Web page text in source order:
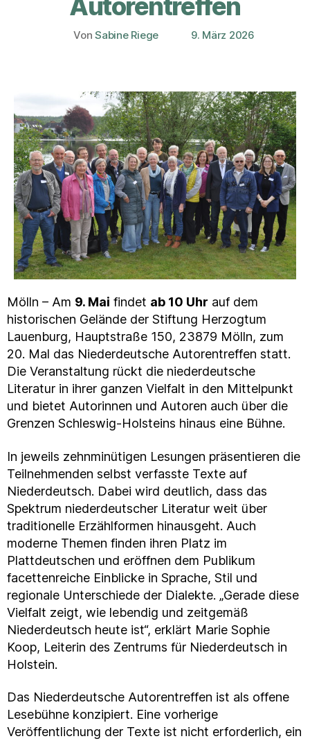
Autorentreffen
Beitragsautor
VonSabine Riege Veröffentlichungsdatum
9. März 2026
Mölln – Am 9. Mai findet ab 10 Uhr auf dem
historischen Gelände der Stiftung Herzogtum
Lauenburg, Hauptstraße 150, 23879 Mölln, zum
20. Mal das Niederdeutsche Autorentreffen statt.
Die Veranstaltung rückt die niederdeutsche
Literatur in ihrer ganzen Vielfalt in den Mittelpunkt
und bietet Autorinnen und Autoren auch über die
Grenzen Schleswig-Holsteins hinaus eine Bühne.
In jeweils zehnminütigen Lesungen präsentieren die
Teilnehmenden selbst verfasste Texte auf
Niederdeutsch. Dabei wird deutlich, dass das
Spektrum niederdeutscher Literatur weit über
traditionelle Erzählformen hinausgeht. Auch
moderne Themen finden ihren Platz im
Plattdeutschen und eröffnen dem Publikum
facettenreiche Einblicke in Sprache, Stil und
regionale Unterschiede der Dialekte. „Gerade diese
Vielfalt zeigt, wie lebendig und zeitgemäß
Niederdeutsch heute ist“, erklärt Marie Sophie
Koop, Leiterin des Zentrums für Niederdeutsch in
Holstein.
Das Niederdeutsche Autorentreffen ist als offene
Lesebühne konzipiert. Eine vorherige
Veröffentlichung der Texte ist nicht erforderlich, ein